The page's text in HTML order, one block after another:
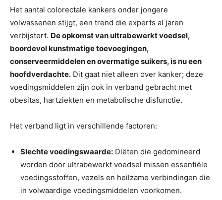
Het aantal colorectale kankers onder jongere
volwassenen stijgt, een trend die experts al jaren
verbijstert. De opkomst van ultrabewerkt voedsel,
boordevol kunstmatige toevoegingen,
conserveermiddelen en overmatige suikers, is nu een
hoofdverdachte. Dit gaat niet alleen over kanker; deze
voedingsmiddelen zijn ook in verband gebracht met
obesitas, hartziekten en metabolische disfunctie.
Het verband ligt in verschillende factoren:
Slechte voedingswaarde: Diëten die gedomineerd
worden door ultrabewerkt voedsel missen essentiële
voedingsstoffen, vezels en heilzame verbindingen die
in volwaardige voedingsmiddelen voorkomen.